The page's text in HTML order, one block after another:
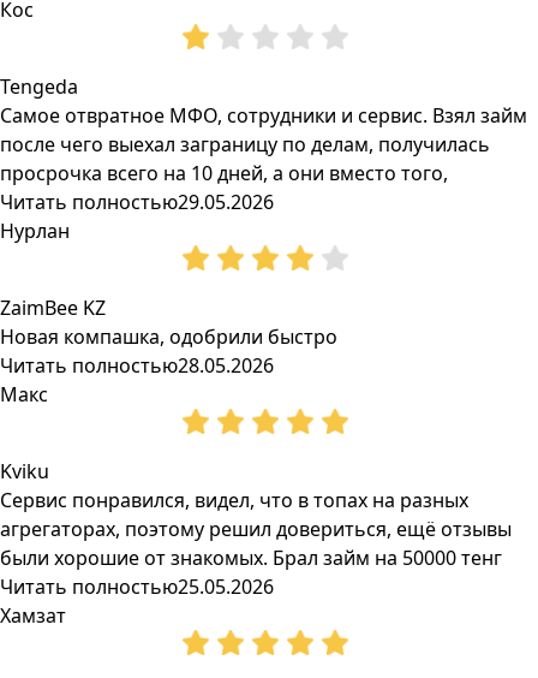
Кос
Tengeda
Самое отвратное МФО, сотрудники и сервис. Взял займ
после чего выехал заграницу по делам, получилась
просрочка всего на 10 дней, а они вместо того,
Читать полностью29.05.2026
Нурлан
ZaimBee KZ
Новая компашка, одобрили быстро
Читать полностью28.05.2026
Макс
Kviku
Сервис понравился, видел, что в топах на разных
агрегаторах, поэтому решил довериться, ещё отзывы
были хорошие от знакомых. Брал займ на 50000 тенг
Читать полностью25.05.2026
Хамзат